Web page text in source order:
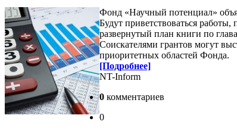
Фонд «Научный потенциал»
Будут приветствоваться
развернутый план книги по
Соискателями грантов могут
приоритетных областей Фонда.
[Подробнее]
NT-Inform
0 комментариев
0